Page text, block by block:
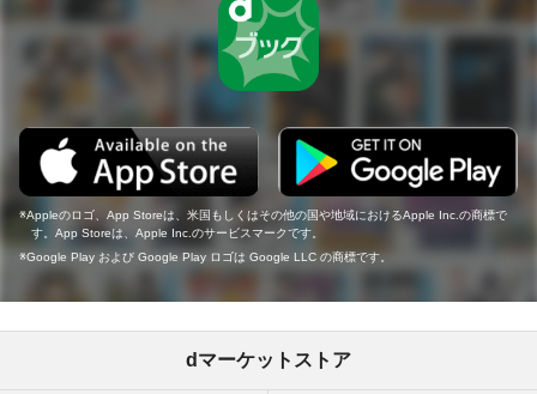
Appleのロゴ、App Storeは、米国もしくはその他の国や地域におけるApple Inc.の商標で
す。App Storeは、Apple Inc.のサービスマークです。
Google Play および Google Play ロゴは Google LLC の商標です。
dマーケットストア